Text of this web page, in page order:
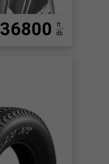
36800
ft
db